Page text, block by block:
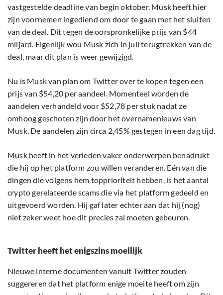
vastgestelde deadline van begin oktober. Musk heeft hier
zijn voornemen ingediend om door te gaan met het sluiten
van de deal. Dit tegen de oorspronkelijke prijs van $44
miljard. Eigenlijk wou Musk zich in juli terugtrekken van de
deal, maar dit plan is weer gewijzigd.
Nu is Musk van plan om Twitter over te kopen tegen een
prijs van $54,20 per aandeel. Momenteel worden de
aandelen verhandeld voor $52,78 per stuk nadat ze
omhoog geschoten zijn door het overnamenieuws van
Musk. De aandelen zijn circa 2,45% gestegen in een dag tijd.
Musk heeft in het verleden vaker onderwerpen benadrukt
die hij op het platform zou willen veranderen. Eén van die
dingen die volgens hem topprioriteit hebben, is het aantal
crypto gerelateerde scams die via het platform gedeeld en
uitgevoerd worden. Hij gaf later echter aan dat hij (nog)
niet zeker weet hoe dit precies zal moeten gebeuren.
Twitter heeft het enigszins moeilijk
Nieuwe interne documenten vanuit Twitter zouden
suggereren dat het platform enige moeite heeft om zijn